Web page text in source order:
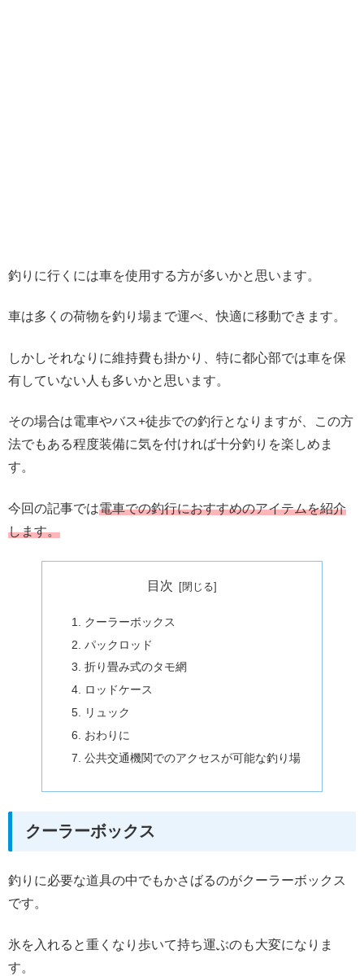
釣りに行くには車を使用する方が多いかと思います。
車は多くの荷物を釣り場まで運べ、快適に移動できます。
しかしそれなりに維持費も掛かり、特に都心部では車を保
有していない人も多いかと思います。
その場合は電車やバス+徒歩での釣行となりますが、この方
法でもある程度装備に気を付ければ十分釣りを楽しめま
す。
今回の記事では電車での釣行におすすめのアイテムを紹介
します。
目次
クーラーボックス
パックロッド
折り畳み式のタモ網
ロッドケース
リュック
おわりに
公共交通機関でのアクセスが可能な釣り場
クーラーボックス
釣りに必要な道具の中でもかさばるのがクーラーボックス
です。
氷を入れると重くなり歩いて持ち運ぶのも大変になりま
す。